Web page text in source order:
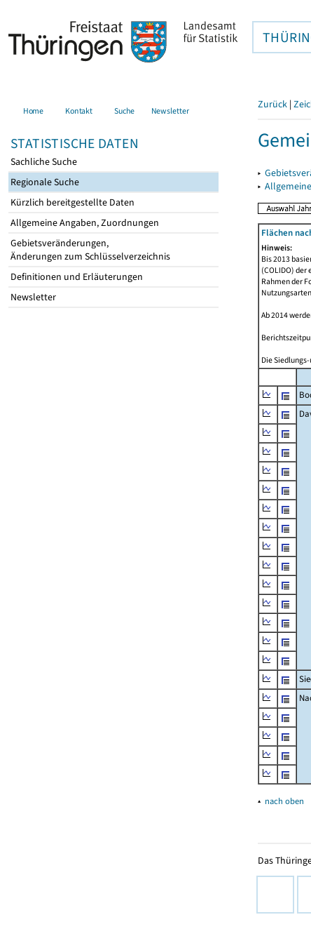
Home Kontakt Suche Newsletter
STATISTISCHE DATEN
Sachliche Suche
Regionale Suche
Kürzlich bereitgestellte Daten
Allgemeine Angaben, Zuordnungen
Gebietsveränderungen,
Änderungen zum Schlüsselverzeichnis
Definitionen und Erläuterungen
Newsletter
Zurück |
▸
▸
Flächen
Hinweis:
Bis 2013
(COLIDO)
Rahmen der
Ab 2014
Die
▴ nach oben
Das